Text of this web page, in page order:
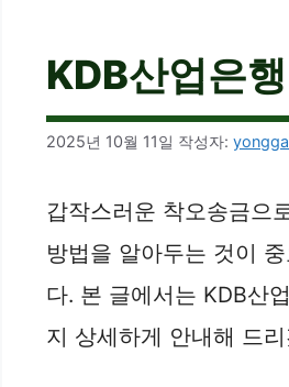
KDB산업은
2025년 10월 11일 작성자:
갑작스러운 착오송금으
방법을 알아두는 것이
다. 본 글에서는 KDB산
지 상세하게 안내해 드